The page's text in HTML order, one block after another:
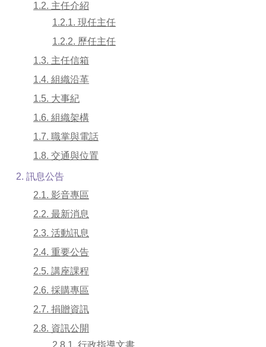
1.2. 主任介紹
1.2.1. 現任主任
1.2.2. 歷任主任
1.3. 主任信箱
1.4. 組織沿革
1.5. 大事紀
1.6. 組織架構
1.7. 職掌與電話
1.8. 交通與位置
2. 訊息公告
2.1. 影音專區
2.2. 最新消息
2.3. 活動訊息
2.4. 重要公告
2.5. 講座課程
2.6. 採購專區
2.7. 捐贈資訊
2.8. 資訊公開
2.8.1. 行政指導文書